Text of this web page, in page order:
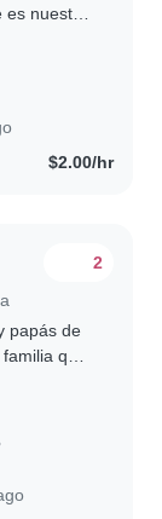
es nuestro
$2.00/hr
2
papás de
que